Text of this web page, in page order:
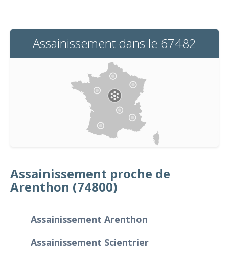
Assainissement dans le 67482
Assainissement proche de
Arenthon (74800)
Assainissement Arenthon
Assainissement Scientrier